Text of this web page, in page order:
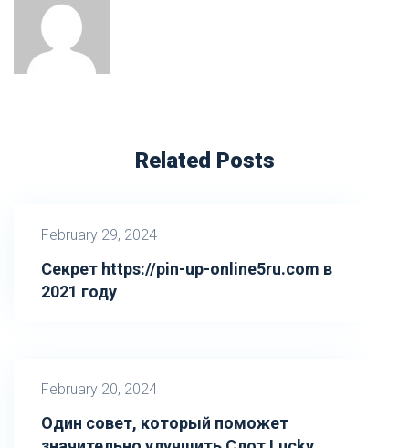
Related Posts
February 29, 2024
Секрет https://pin-up-online5ru.com в
2021 году
February 20, 2024
Один совет, который поможет